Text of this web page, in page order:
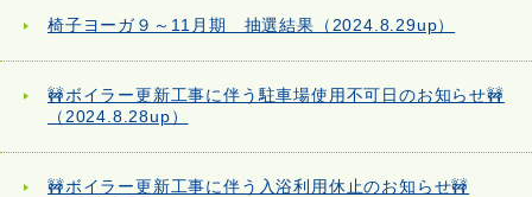
椅子ヨーガ９～11月期 抽選結果（2024.8.29up）
🚧ボイラー更新工事に伴う駐車場使用不可日のお知らせ🚧
（2024.8.28up）
🚧ボイラー更新工事に伴う入浴利用休止のお知らせ🚧